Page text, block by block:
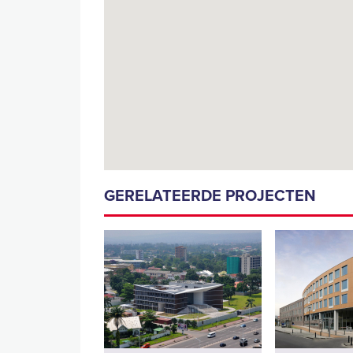
GERELATEERDE PROJECTEN